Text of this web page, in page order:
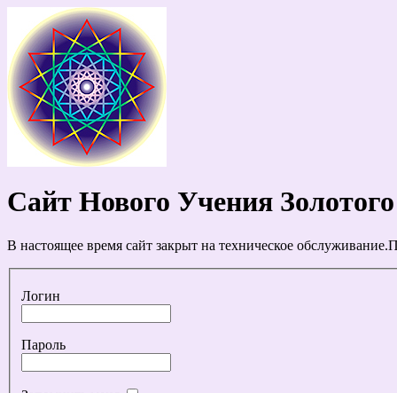
Сайт Нового Учения
В настоящее время сайт закрыт на техническое
Логин
Пароль